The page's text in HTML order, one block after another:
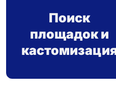
Поиск
площадок и